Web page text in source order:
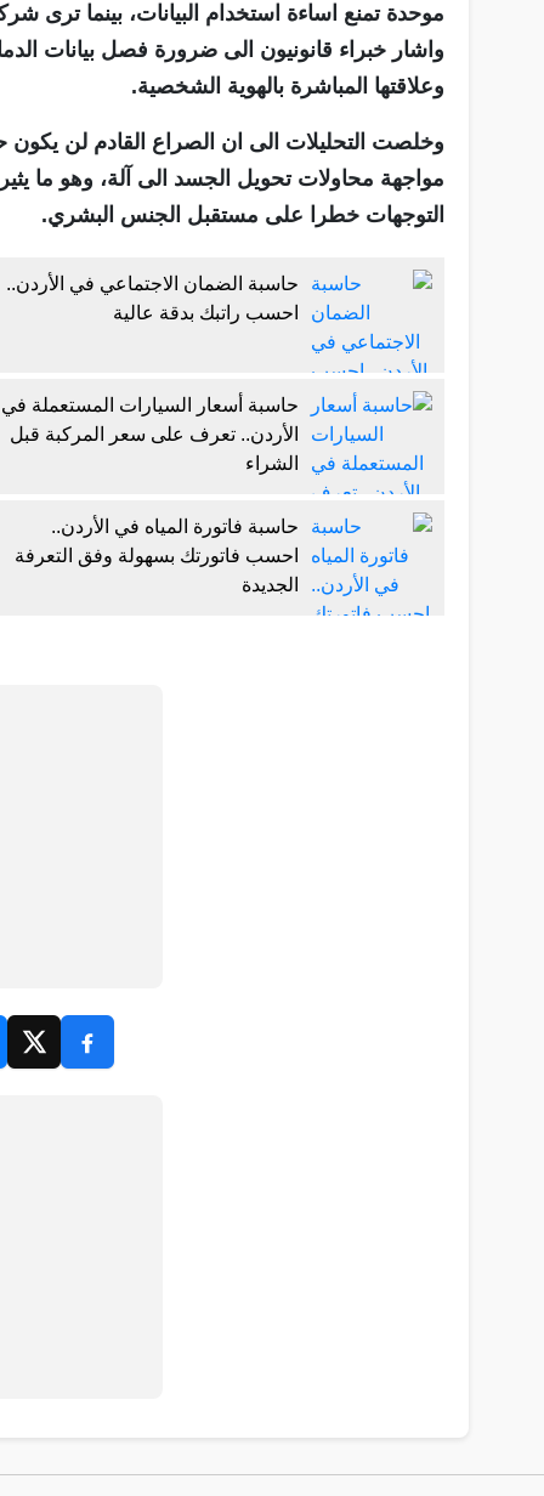
موحدة تمنع اساءة استخدام البيانات، بينما ترى
واشار خبراء قانونيون الى ضرورة فصل بيانات
وعلاقتها المباشرة بالهوية الشخصية.
وخلصت التحليلات الى ان الصراع القادم لن
مواجهة محاولات تحويل الجسد الى آلة، وهو ما
التوجهات خطرا على مستقبل الجنس البشري.
حاسبة الضمان الاجتماعي في الأردن..
احسب راتبك بدقة عالية
حاسبة أسعار السيارات المستعملة في
الأردن.. تعرف على سعر المركبة قبل
الشراء
حاسبة فاتورة المياه في الأردن..
احسب فاتورتك بسهولة وفق التعرفة
الجديدة